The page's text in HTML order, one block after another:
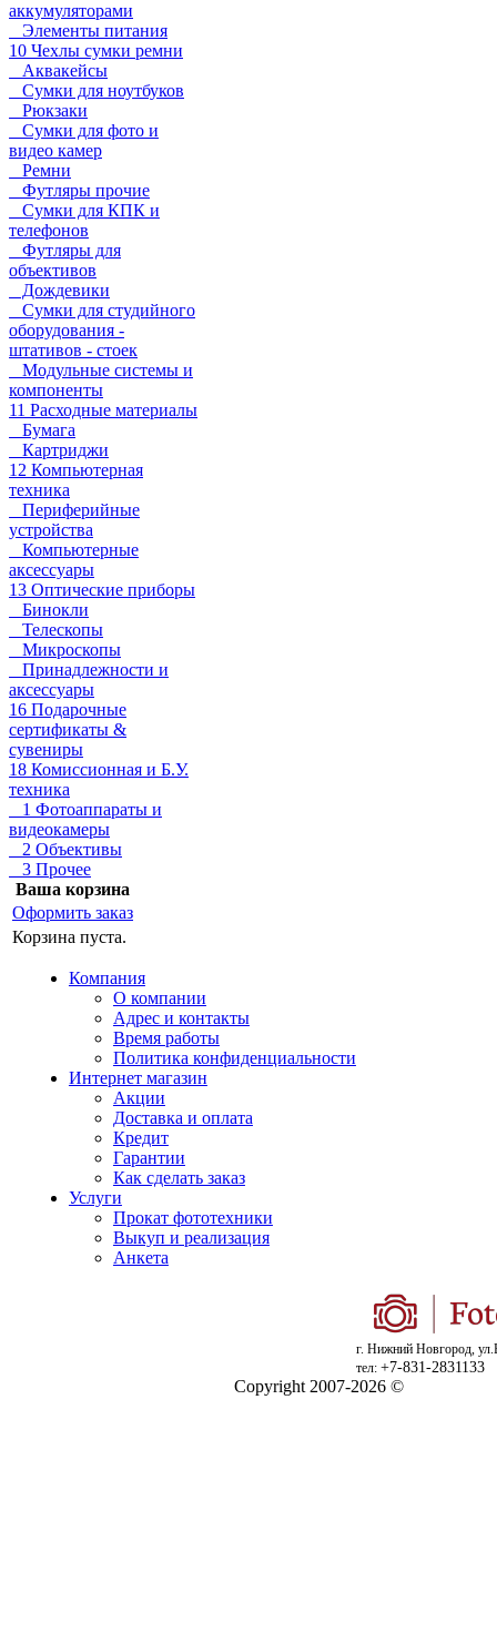
аккумуляторами
Элементы питания
10 Чехлы сумки ремни
Аквакейсы
Сумки для ноутбуков
Рюкзаки
Сумки для фото и
видео камер
Ремни
Футляры прочие
Сумки для КПК и
телефонов
Футляры для
объективов
Дождевики
Сумки для студийного
оборудования -
штативов - стоек
Модульные системы и
компоненты
11 Расходные материалы
Бумага
Картриджи
12 Компьютерная
техника
Периферийные
устройства
Компьютерные
аксессуары
13 Оптические приборы
Бинокли
Телескопы
Микроскопы
Принадлежности и
аксессуары
16 Подарочные
сертификаты &
сувениры
18 Комиссионная и Б.У.
техника
1 Фотоаппараты и
видеокамеры
2 Объективы
3 Прочее
Ваша корзина
Оформить заказ
Корзина пуста.
Компания
О компании
Адрес и контакты
Время работы
Политика конфиденциальности
Интернет магазин
Акции
Доставка и оплата
Кредит
Гарантии
Как сделать заказ
Услуги
Прокат фототехники
Выкуп и реализация
Анкета
г. Нижний Новгород,
тел: +7-831-2831133
Copyright 2007-2026 ©